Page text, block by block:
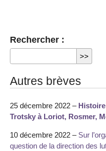
Rechercher :
Autres brèves
25 décembre 2022 –
Trotsky à Loriot, Rosmer,
10 décembre 2022 – Sur
question de la direction des